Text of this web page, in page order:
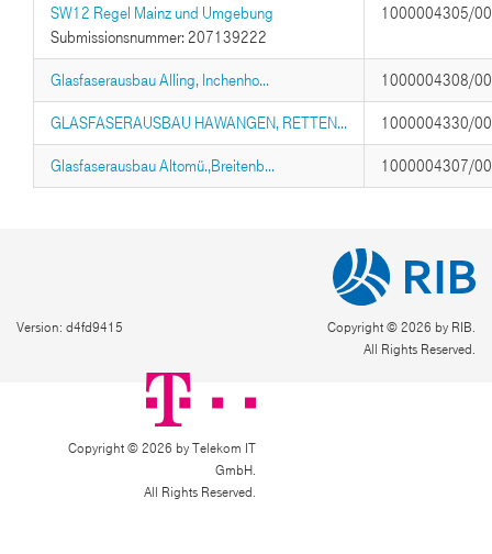
SW12 Regel Mainz und Umgebung
Submissionsnummer: 207139222
1000004305/
Glasfaserausbau Alling, Inchenho... 1000004308/
GLASFASERAUSBAU HAWANGEN, RETTEN... 1000004330/
Glasfaserausbau Altomü.,Breitenb... 1000004307/
Version: d4fd9415
Copyright © 2026 by RIB.
All Rights Reserved.
Copyright © 2026 by Telekom IT
GmbH.
All Rights Reserved.